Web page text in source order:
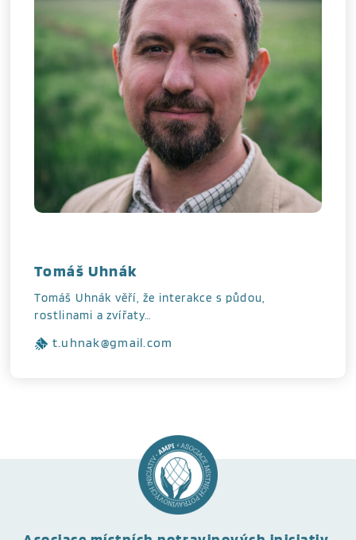
Tomáš Uhnák
Tomáš Uhnák věří, že interakce s půdou,
rostlinami a zvířaty…
t.uhnak@gmail.com